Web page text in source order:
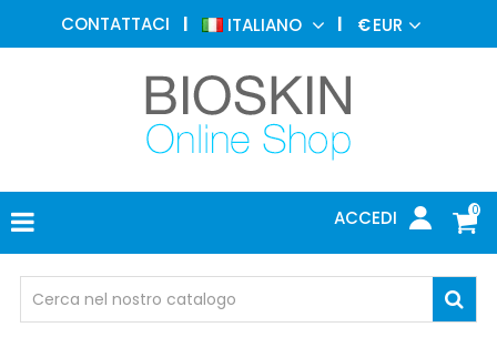
CONTATTACI ITALIANO €EUR
0
ACCEDI
MEDICINA
ESTETICA
DERMATOLOGIA
FOTOTERAPIA
ELETTROMEDICALI
MEDICO
OCCHIALI
DI